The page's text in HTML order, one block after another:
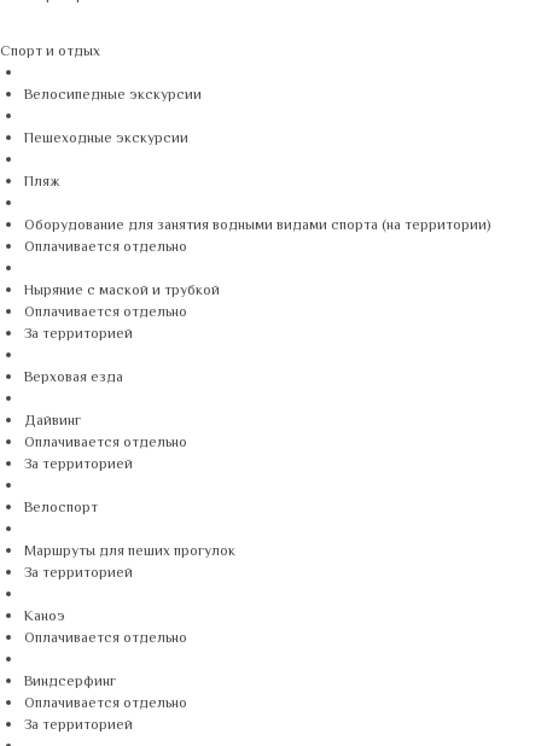
Спорт и отдых
Велосипедные экскурсии
Пешеходные экскурсии
Пляж
Оборудование для занятия водными видами спорта (на территории)
Оплачивается отдельно
Ныряние с маской и трубкой
Оплачивается отдельно
За территорией
Верховая езда
Дайвинг
Оплачивается отдельно
За территорией
Велоспорт
Маршруты для пеших прогулок
За территорией
Каноэ
Оплачивается отдельно
Виндсерфинг
Оплачивается отдельно
За территорией